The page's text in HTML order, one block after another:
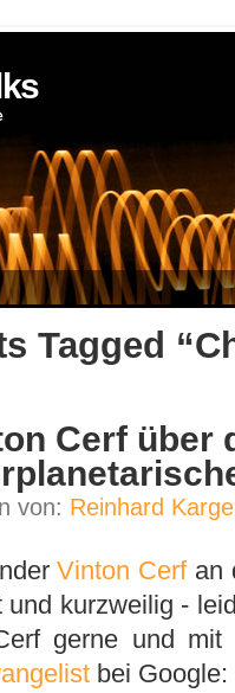
Tagged
Cerf über
von: Reinhard
Vinton Cerfan
und kurzweilig -
gerne und
bei Google: